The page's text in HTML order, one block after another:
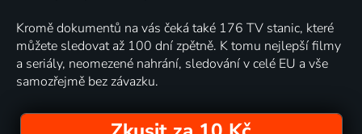
Kromě dokumentů na vás čeká také 176 TV stanic, které
můžete sledovat až 100 dní zpětně. K tomu nejlepší filmy
a seriály, neomezené nahrání, sledování v celé EU a vše
samozřejmě bez závazku.